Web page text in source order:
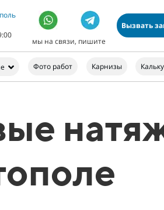
мы на связи, пишите
Вызвать
Фото работ Карнизы